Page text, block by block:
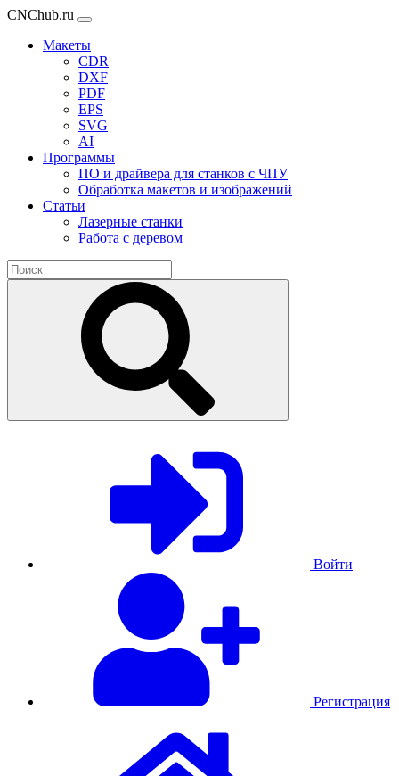
CNChub.ru
Макеты
CDR
DXF
PDF
EPS
SVG
AI
Программы
ПО и драйвера для станков с ЧПУ
Обработка макетов и изображений
Статьи
Лазерные станки
Работа с деревом
Войти
Регистрация